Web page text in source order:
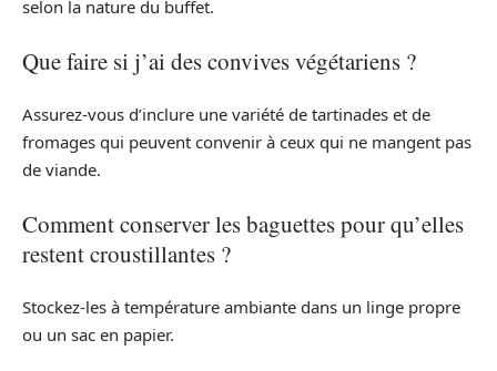
selon la nature du buffet.
Que faire si j’ai des convives végétariens ?
Assurez-vous d’inclure une variété de tartinades et de
fromages qui peuvent convenir à ceux qui ne mangent pas
de viande.
Comment conserver les baguettes pour qu’elles
restent croustillantes ?
Stockez-les à température ambiante dans un linge propre
ou un sac en papier.